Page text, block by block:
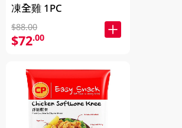
凍全雞 1PC
$88.00
$72.00